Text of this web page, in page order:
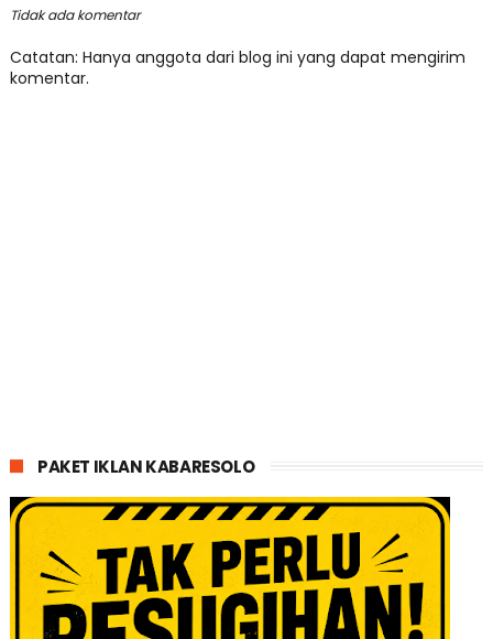
Tidak ada komentar
Catatan: Hanya anggota dari blog ini yang dapat mengirim
komentar.
PAKET IKLAN KABARESOLO